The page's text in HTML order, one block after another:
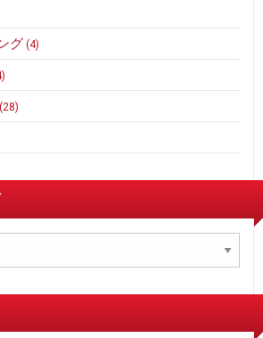
グ (4)
(28)